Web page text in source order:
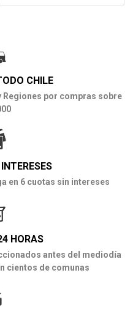
CHILE
Regiones por compras sobre
en 6 cuotas sin intereses
HORAS
antes del mediodía
cientos de comunas